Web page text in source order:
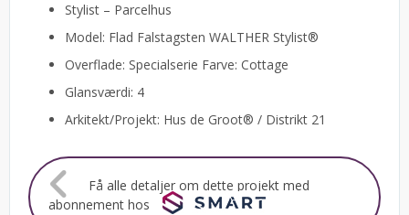
Stylist – Parcelhus
Model: Flad Falstagsten WALTHER Stylist®
Overflade: Specialserie Farve: Cottage
Glansværdi: 4
Arkitekt/Projekt: Hus de Groot® / Distrikt 21
Få alle detaljer om dette projekt med
abonnement hos